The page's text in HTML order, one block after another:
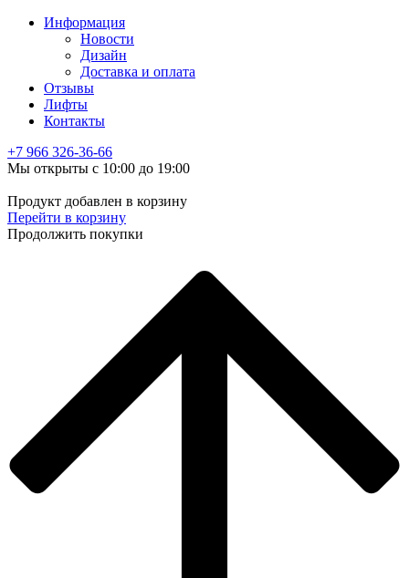
Информация
Новости
Дизайн
Доставка и оплата
Отзывы
Лифты
Контакты
+7 966 326-36-66
Мы открыты с 10:00 до 19:00
Продукт добавлен в корзину
Перейти в корзину
Продолжить покупки